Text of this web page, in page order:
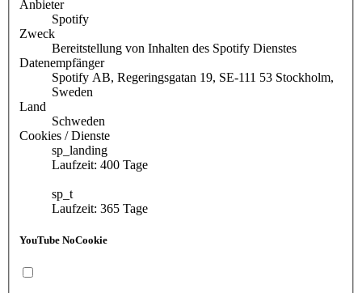
Anbieter
Spotify
Zweck
Bereitstellung von Inhalten des Spotify Dienstes
Datenempfänger
Spotify AB, Regeringsgatan 19, SE-111 53 Stockholm,
Sweden
Land
Schweden
Cookies / Dienste
sp_landing
Laufzeit: 400 Tage
sp_t
Laufzeit: 365 Tage
YouTube NoCookie